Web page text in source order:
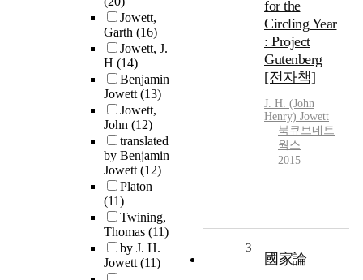
Jowett,
Garth (16)
Jowett, J.
H (14)
Benjamin
Jowett(13)
Jowett,
John (12)
translated
by Benjamin
Jowett(12)
Platon
(11)
Twining,
Thomas (11)
by J. H.
Jowett(11)
for the
Circling Year
: Project
Gutenberg
[전자책]
J. H. (John
Henry) Jowett
북큐브네트
웍스
2015
3
國家論